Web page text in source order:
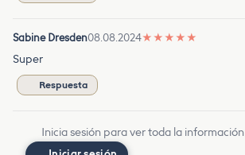
Sabine Dresden08.08.2024★ ★ ★ ★ ★
Super
Respuesta
Inicia sesión para ver toda la información